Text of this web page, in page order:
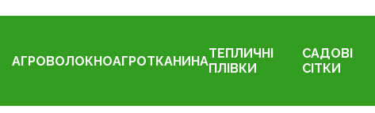
АГРОВОЛОКНОАГРОТКАНИНАТЕПЛИЧНІ
ПЛІВКИ
САДОВІ
СІТКИ